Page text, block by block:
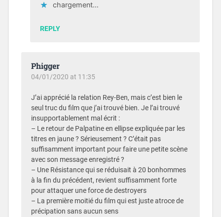
chargement…
REPLY
Phigger
04/01/2020 at 11:35
J’ai apprécié la relation Rey-Ben, mais c’est bien le
seul truc du film que j’ai trouvé bien. Je l’ai trouvé
insupportablement mal écrit :
– Le retour de Palpatine en ellipse expliquée par les
titres en jaune ? Sérieusement ? C’était pas
suffisamment important pour faire une petite scène
avec son message enregistré ?
– Une Résistance qui se réduisait à 20 bonhommes
à la fin du précédent, revient suffisamment forte
pour attaquer une force de destroyers
– La première moitié du film qui est juste atroce de
précipation sans aucun sens